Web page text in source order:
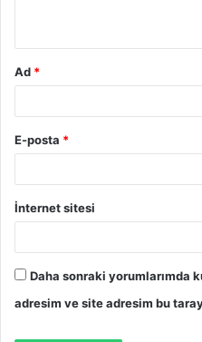
Ad *
E-posta *
İnternet sitesi
Daha sonraki yorumlarımda
adresim ve site adresim bu